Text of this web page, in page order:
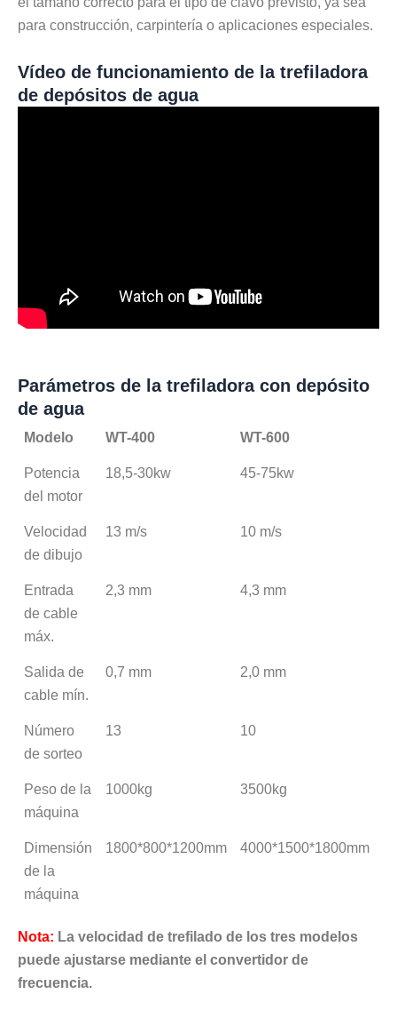
para construcción, carpintería o aplicaciones especiales.
Vídeo de funcionamiento de la trefiladora
de depósitos de agua
Parámetros de la trefiladora con depósito
de agua
Modelo WT-400 WT-600
Potencia
del motor
18,5-30kw 45-75kw
Velocidad
de dibujo
13 m/s 10 m/s
Entrada
de cable
máx.
2,3 mm 4,3 mm
Salida de
cable mín.
0,7 mm 2,0 mm
Número
de sorteo
13 10
Peso de la
máquina
1000kg 3500kg
Dimensión
de la
máquina
1800*800*1200mm 4000*1500*1800mm
Nota: La velocidad de trefilado de los tres modelos
puede ajustarse mediante el convertidor de
frecuencia.